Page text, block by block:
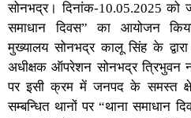
सोनभद्र। दिनांक-10.05.2025 को
समाधान दिवस” का आयोजन
मुख्यालय सोनभद्र कालू सिंह के
अधीक्षक ऑपरेशन सोनभद्र त्रिभुवन
पर इसी क्रम में जनपद के समस्त
सम्बन्धित थानों पर “थाना समाधान